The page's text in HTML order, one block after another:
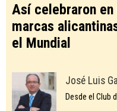
Así celebraron
marcas
el Mundial
José Luis
Desde el Club